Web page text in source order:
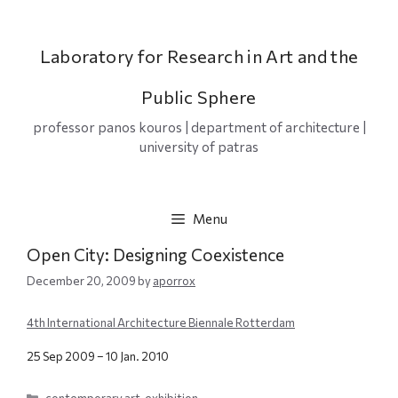
Laboratory for Research in Art and the
Public Sphere
professor panos kouros | department of architecture |
university of patras
Menu
Open City: Designing Coexistence
December 20, 2009byaporrox
4th International Architecture Biennale Rotterdam
25 Sep 2009 – 10 Jan. 2010